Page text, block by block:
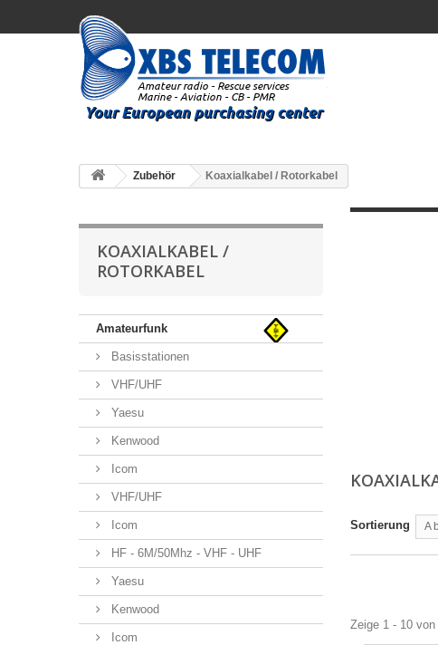
Zubehör Koaxialkabel / Rotorkabel
KOAXIALKABEL /
ROTORKABEL
Amateurfunk
Basisstationen
VHF/UHF
Yaesu
Kenwood
Icom
VHF/UHF
Icom
HF - 6M/50Mhz - VHF - UHF
Yaesu
Kenwood
Icom
Sortierung A
Zeige 1 - 10